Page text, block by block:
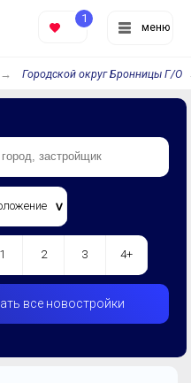
меню
1
Городской округ Бронницы Г/О
1 2 3 4+
все новостройки